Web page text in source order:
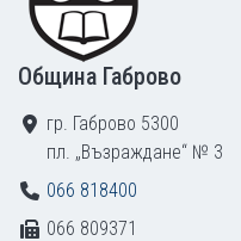
Община Габрово
гр. Габрово 5300
пл. „Възраждане“ № 3
066 818400
066 809371